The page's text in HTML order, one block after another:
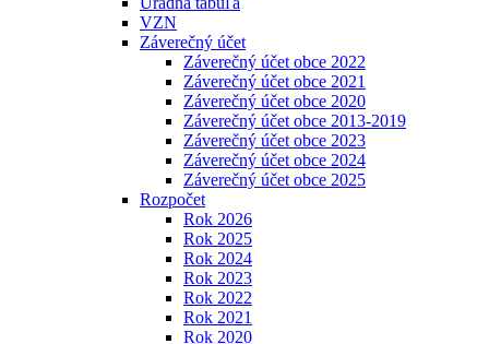
VZN
Záverečný účet
Záverečný účet obce 2022
Záverečný účet obce 2021
Záverečný účet obce 2020
Záverečný účet obce 2013-2019
Záverečný účet obce 2023
Záverečný účet obce 2024
Záverečný účet obce 2025
Rozpočet
Rok 2026
Rok 2025
Rok 2024
Rok 2023
Rok 2022
Rok 2021
Rok 2020